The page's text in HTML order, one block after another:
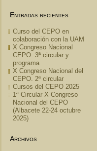
Entradas recientes
Curso del CEPO en
colaboración con la UAM
X Congreso Nacional
CEPO. 3ª circular y
programa
X Congreso Nacional del
CEPO. 2ª circular
Cursos del CEPO 2025
1ª Circular X Congreso
Nacional del CEPO
(Albacete 22-24 octubre
2025)
Archivos